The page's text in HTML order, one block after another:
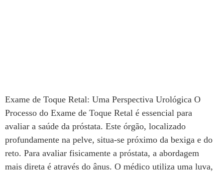
Exame de Toque Retal: Uma Perspectiva Urológica O
Processo do Exame de Toque Retal é essencial para
avaliar a saúde da próstata. Este órgão, localizado
profundamente na pelve, situa-se próximo da bexiga e do
reto. Para avaliar fisicamente a próstata, a abordagem
mais direta é através do ânus. O médico utiliza uma luva,